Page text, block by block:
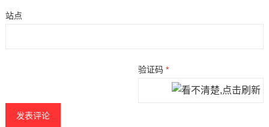
站点
验证码*